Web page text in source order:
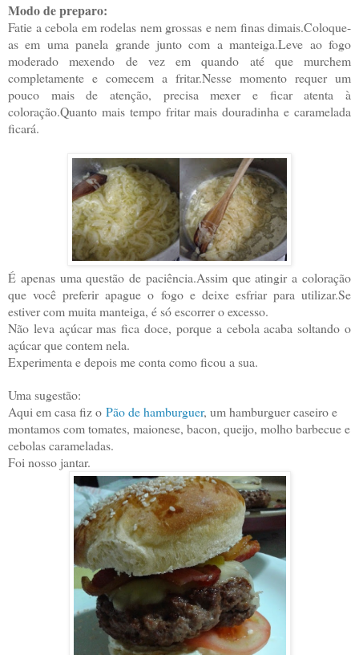
Modo de preparo:
Fatie a cebola em rodelas nem grossas e nem finas dimais.Coloque-
as em uma panela grande junto com a manteiga.Leve ao fogo
moderado mexendo de vez em quando até que murchem
completamente e comecem a fritar.Nesse momento requer um
pouco mais de atenção, precisa mexer e ficar atenta à
coloração.Quanto mais tempo fritar mais douradinha e caramelada
ficará.
É apenas uma questão de paciência.Assim que atingir a coloração
que você preferir apague o fogo e deixe esfriar para utilizar.Se
estiver com muita manteiga, é só escorrer o excesso.
Não leva açúcar mas fica doce, porque a cebola acaba soltando o
açúcar que contem nela.
Experimenta e depois me conta como ficou a sua.
Uma sugestão:
Aqui em casa fiz o Pão de hamburguer, um hamburguer caseiro e
montamos com tomates, maionese, bacon, queijo, molho barbecue e
cebolas carameladas.
Foi nosso jantar.